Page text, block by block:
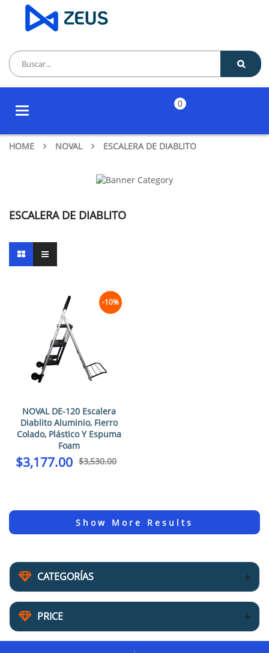
Toggle
0
HOME NOVAL ESCALERA DE DIABLITO
CATEGORÍAS
PRICE
ESCALERA DE DIABLITO
-10%
NOVAL DE-120 Escalera
Diablito Aluminio, Fierro
Colado, Plástico Y Espuma
Foam
$3,530.00
$3,177.00